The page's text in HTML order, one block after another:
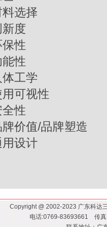
选择
度
性
性
体工学
用可视性
全性
牌价值/品牌塑造
用设计
Copyright @ 2002-2023 广东科达
电话:0769-83693661 传